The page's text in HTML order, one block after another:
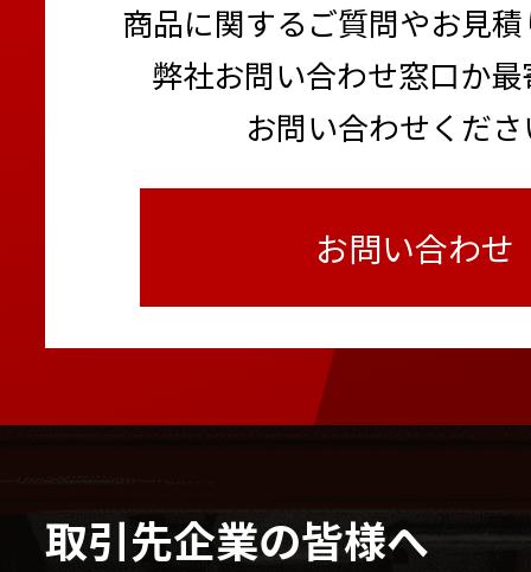
商品に関するご質問やお見
弊社お問い合わせ窓口か
お問い合わせくだ
お問い合わせ
取引先企業の皆様へ